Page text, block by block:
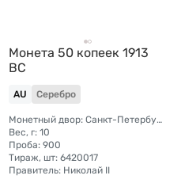
Монета 50 копеек 1913
ВС
AU Серебро
Монетный двор: Санкт-Петербургский монетный двор
Вес, г: 10
Проба: 900
Тираж, шт: 6420017
Правитель: Николай II